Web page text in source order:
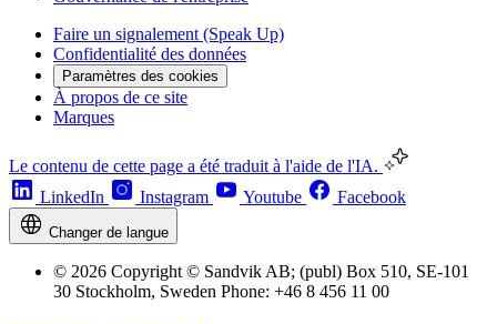
Faire un signalement (Speak Up)
Confidentialité des données
Paramètres des cookies
À propos de ce site
Marques
Le contenu de cette page a été traduit à l'aide de l'IA.
LinkedIn
Instagram Youtube Facebook
Changer de langue
© 2026 Copyright © Sandvik AB; (publ) Box 510, SE-101
30 Stockholm, Sweden Phone: +46 8 456 11 00